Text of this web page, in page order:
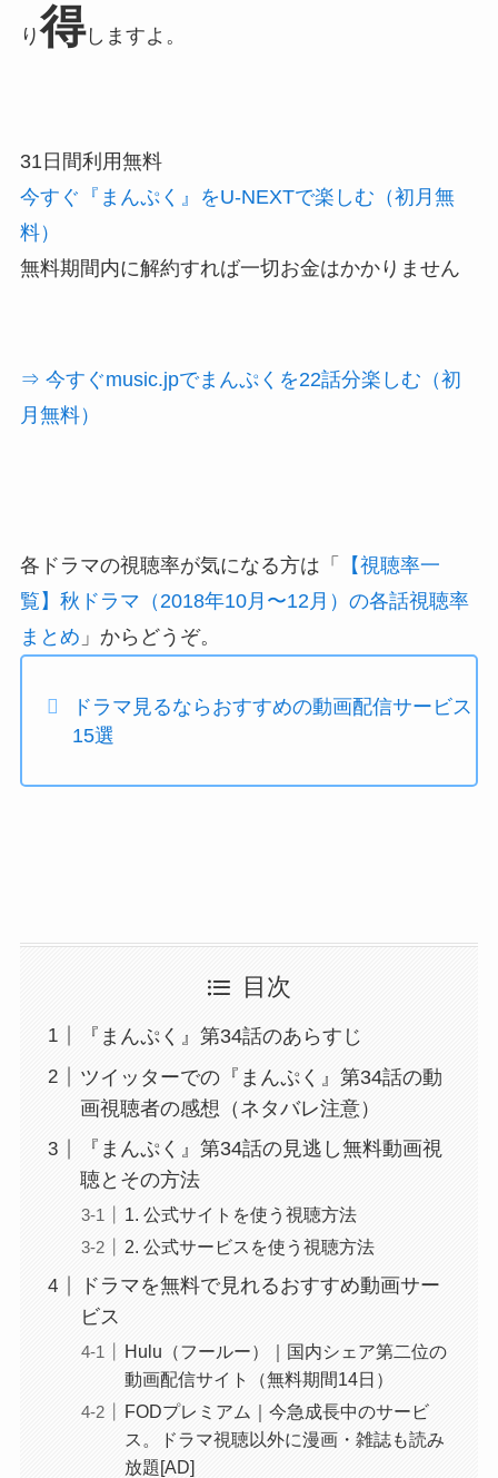
り得しますよ。
31日間利用無料
今すぐ『まんぷく』をU-NEXTで楽しむ（初月無
料）
無料期間内に解約すれば一切お金はかかりません
⇒ 今すぐmusic.jpでまんぷくを22話分楽しむ（初
月無料）
各ドラマの視聴率が気になる方は「
【視聴率一
覧】秋ドラマ（2018年10月〜12月）の各話視聴率
まとめ 」からどうぞ。
ドラマ見るならおすすめの動画配信サービス
15選
目次
『まんぷく』第34話のあらすじ
ツイッターでの『まんぷく』第34話の動
画視聴者の感想（ネタバレ注意）
『まんぷく』第34話の見逃し無料動画視
聴とその方法
1. 公式サイトを使う視聴方法
2. 公式サービスを使う視聴方法
ドラマを無料で見れるおすすめ動画サー
ビス
Hulu（フールー）｜国内シェア第二位の
動画配信サイト（無料期間14日）
FODプレミアム｜今急成長中のサービ
ス。ドラマ視聴以外に漫画・雑誌も読み
放題[AD]